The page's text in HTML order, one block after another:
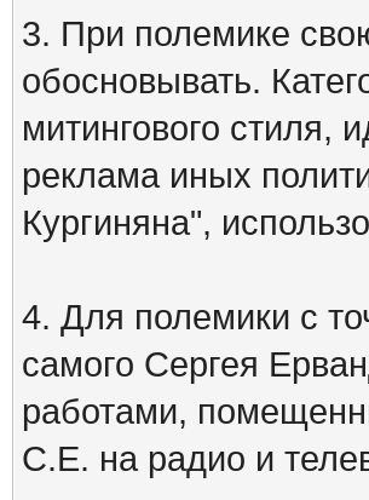
3. При полемике
обосновывать.
митингового стиля,
реклама иных
Кургиняна",
4. Для полемики с
самого Сергея
работами,
С.Е. на радио и